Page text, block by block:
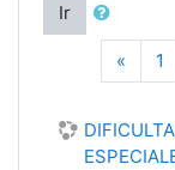
Ir
« 1